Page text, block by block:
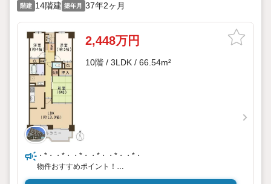
階建 14階建 築年月 37年2ヶ月
2,448万円
10階 / 3LDK / 66.54m²
・*・・*・・*・・*・・*・・*・
物件おすすめポイント！